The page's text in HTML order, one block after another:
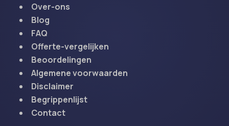
Over-ons
Blog
FAQ
Offerte-vergelijken
Beoordelingen
Algemene voorwaarden
Disclaimer
Begrippenlijst
Contact